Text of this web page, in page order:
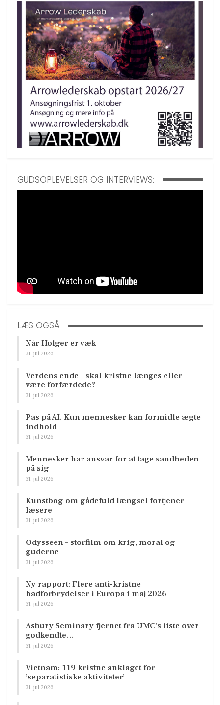
GUDSOPLEVELSER OG INTERVIEWS:
LÆS OGSÅ
Når Holger er væk
31. jul 2026
Verdens ende – skal kristne længes eller
være forfærdede?
31. jul 2026
Pas på AI. Kun mennesker kan formidle ægte
indhold
31. jul 2026
Mennesker har ansvar for at tage sandheden
på sig
31. jul 2026
Kunstbog om gådefuld længsel fortjener
læsere
31. jul 2026
Odysseen – storfilm om krig, moral og
guderne
31. jul 2026
Ny rapport: Flere anti-kristne
hadforbrydelser i Europa i maj 2026
31. jul 2026
Asbury Seminary fjernet fra UMC’s liste over
godkendte…
31. jul 2026
Vietnam: 119 kristne anklaget for
’separatistiske aktiviteter’
31. jul 2026